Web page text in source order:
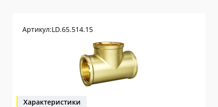
Артикул:LD.65.514.15
Характеристики